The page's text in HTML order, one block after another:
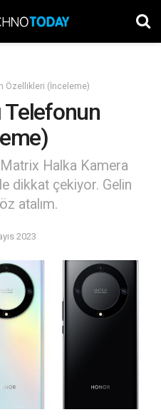
Özellikleri (İnceleme)
Telefonun
Matrix Halka Kamera
dikkat çekiyor. Gelin
atalım.
2023